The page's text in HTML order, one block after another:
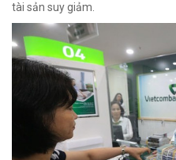
tài sản suy giảm.